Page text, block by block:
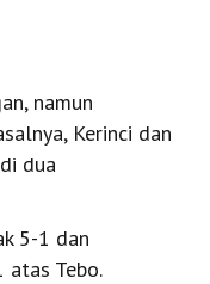
namun
Kerinci dan
dua
5-1 dan
atas Tebo.